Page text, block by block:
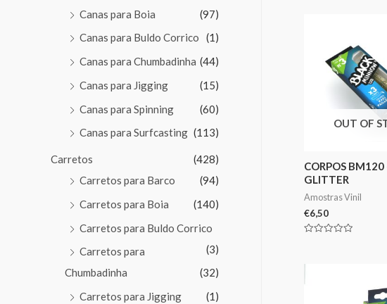
Canas para Boia
(97)
Canas para Buldo Corrico
(1)
Canas para Chumbadinha (44)
Canas para Jigging
(15)
Canas para Spinning
(60)
Canas para Surfcasting (113)
Carretos
(428)
Carretos para Barco
(94)
Carretos para Boia
(140)
Carretos para Buldo Corrico
(3)
Carretos para
Chumbadinha
(32)
Carretos para Jigging
(1)
OUT OF
CORPOS BM120
GLITTER
Amostras Vinil
€6,50